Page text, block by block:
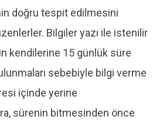
doğru tespit edilmesini
Bilgiler yazı ile istenilir
kendilerine 15 günlük süre
sebebiyle bilgi verme
içinde yerine
sürenin bitmesinden önce